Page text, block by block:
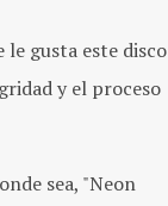
le gusta este disco
y el proceso
sea, "Neon